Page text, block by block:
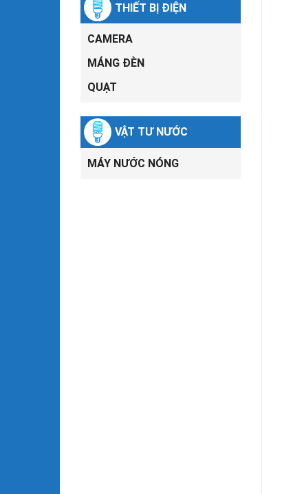
THIẾT BỊ ĐIỆN
CAMERA
MÁNG ĐÈN
QUẠT
VẬT TƯ NƯỚC
MÁY NƯỚC NÓNG